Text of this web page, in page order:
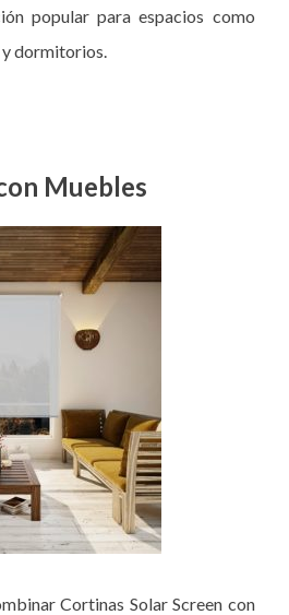
popular para espacios como
y dormitorios.
Muebles
Cortinas Solar Screen con